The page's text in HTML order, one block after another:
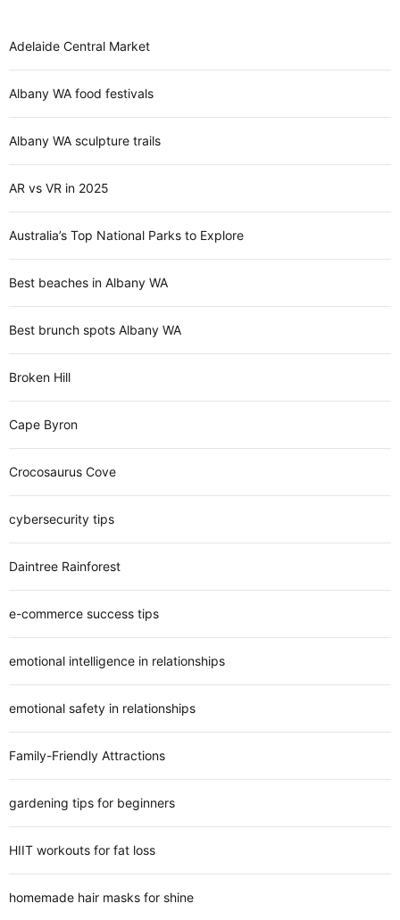
Adelaide Central Market
Albany WA food festivals
Albany WA sculpture trails
AR vs VR in 2025
Australia’s Top National Parks to Explore
Best beaches in Albany WA
Best brunch spots Albany WA
Broken Hill
Cape Byron
Crocosaurus Cove
cybersecurity tips
Daintree Rainforest
e-commerce success tips
emotional intelligence in relationships
emotional safety in relationships
Family-Friendly Attractions
gardening tips for beginners
HIIT workouts for fat loss
homemade hair masks for shine